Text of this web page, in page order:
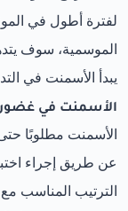
لفترة أطول في
الموسمية، سوف
يبدأ الأسمنت في
الأسمنت في غضون
عن طريق إجراء
الترتيب المناسب